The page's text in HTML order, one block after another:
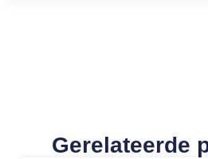
Gerelateerde